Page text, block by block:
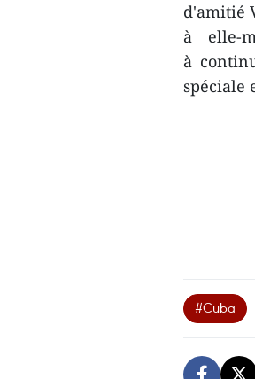
d'amitié
à elle-
à
spéciale
#Cuba